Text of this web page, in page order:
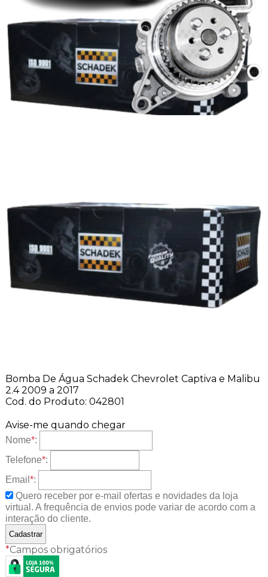
Bomba De Água Schadek Chevrolet Captiva e Malibu
2.4 2009 a 2017
Cod. do Produto: 042801
Avise-me quando chegar
Nome*:
Telefone*:
Email *:
Quero receber por e-mail ofertas e novidades da loja
virtual. A frequência de envios pode variar de acordo com a
interação do cliente.
*Campos obrigatórios